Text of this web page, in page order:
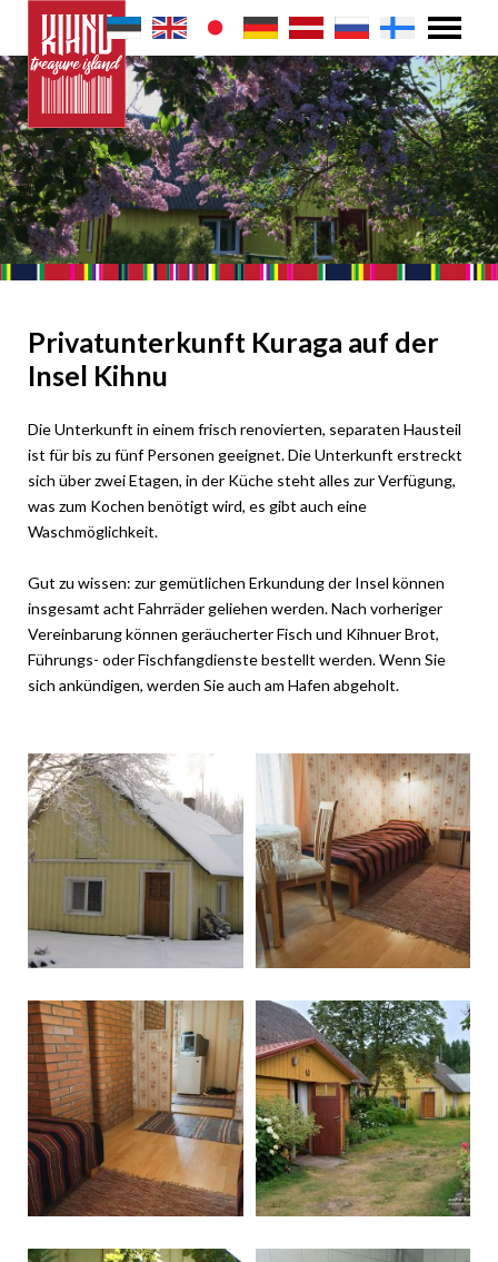
Privatunterkunft Kuraga auf der
Insel Kihnu
Die Unterkunft in einem frisch renovierten, separaten Hausteil
ist für bis zu fünf Personen geeignet. Die Unterkunft erstreckt
sich über zwei Etagen, in der Küche steht alles zur Verfügung,
was zum Kochen benötigt wird, es gibt auch eine
Waschmöglichkeit.
Gut zu wissen: zur gemütlichen Erkundung der Insel können
insgesamt acht Fahrräder geliehen werden. Nach vorheriger
Vereinbarung können geräucherter Fisch und Kihnuer Brot,
Führungs- oder Fischfangdienste bestellt werden. Wenn Sie
sich ankündigen, werden Sie auch am Hafen abgeholt.